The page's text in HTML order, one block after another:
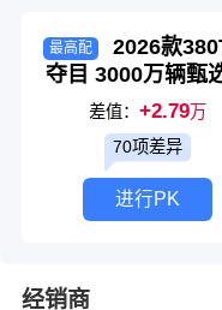
最高配
2026款
夺目 3000万辆甄
差值：+2.79万
70项差异
进行PK
经销商